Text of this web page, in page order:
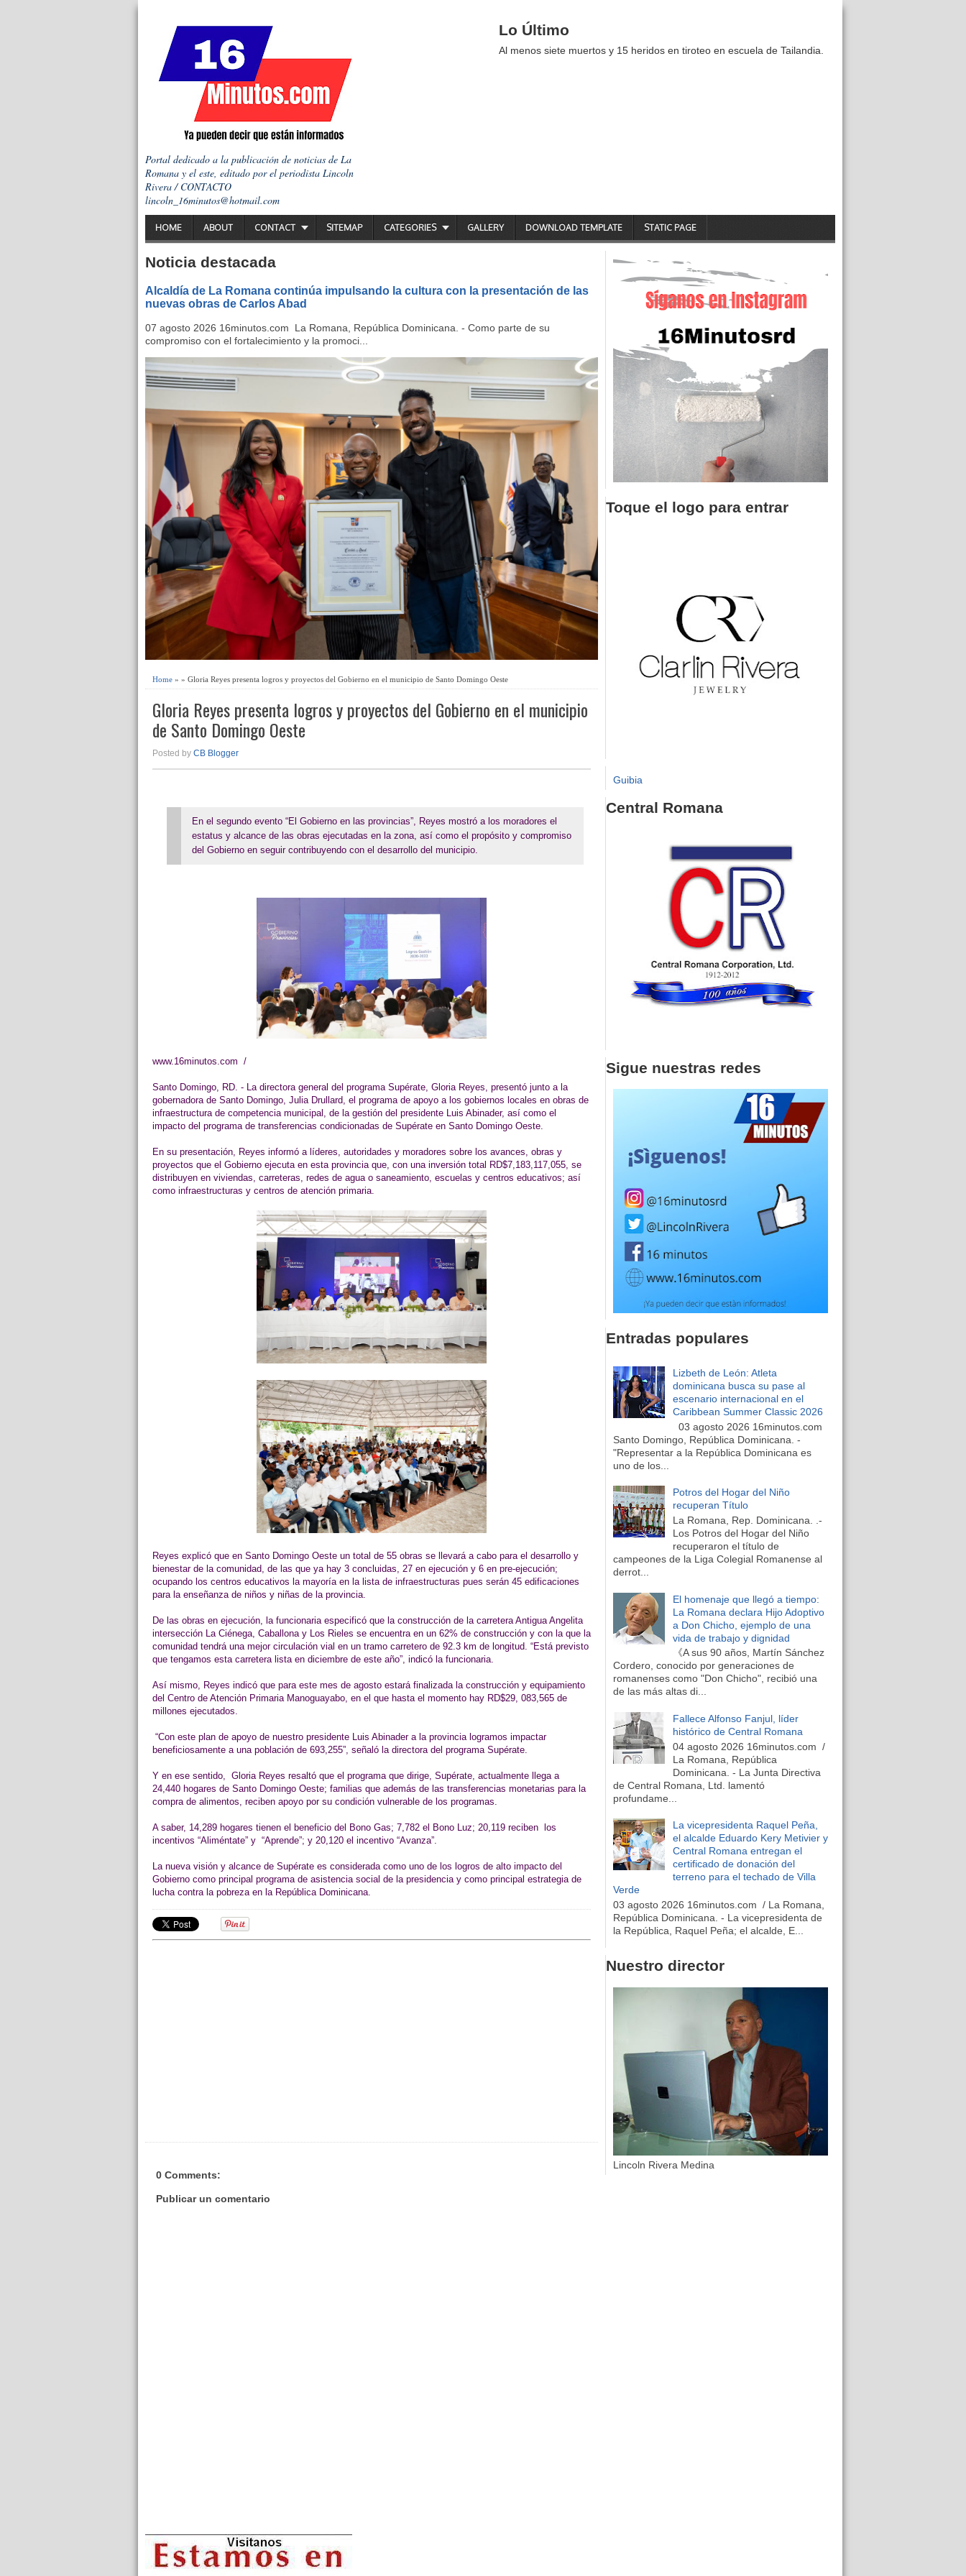
Portal dedicado a la publicación de noticias de La
Romana y el este, editado por el periodista Lincoln
Rivera / CONTACTO
lincoln_16minutos@hotmail.com
Lo Último
Al menos siete muertos y 15 heridos en tiroteo en escuela de Tailandia.
HOME ABOUT CONTACT SITEMAP CATEGORIES GALLERY DOWNLOAD TEMPLATE STATIC PAGE
Noticia destacada
Alcaldía de La Romana continúa impulsando la cultura con la presentación de las
nuevas obras de Carlos Abad
07 agosto 2026 16minutos.com La Romana, República Dominicana. - Como parte de su
compromiso con el fortalecimiento y la promoci...
Home » » Gloria Reyes presenta logros y proyectos del Gobierno en el municipio de Santo Domingo Oeste
Gloria Reyes presenta logros y proyectos del Gobierno en el municipio
de Santo Domingo Oeste
Posted by CB Blogger
En el segundo evento “El Gobierno en las provincias”, Reyes mostró a los moradores el
estatus y alcance de las obras ejecutadas en la zona, así como el propósito y compromiso
del Gobierno en seguir contribuyendo con el desarrollo del municipio.
www.16minutos.com /
Santo Domingo, RD. - La directora general del programa Supérate, Gloria Reyes, presentó junto a la
gobernadora de Santo Domingo, Julia Drullard, el programa de apoyo a los gobiernos locales en obras de
infraestructura de competencia municipal, de la gestión del presidente Luis Abinader, así como el
impacto del programa de transferencias condicionadas de Supérate en Santo Domingo Oeste.
En su presentación, Reyes informó a líderes, autoridades y moradores sobre los avances, obras y
proyectos que el Gobierno ejecuta en esta provincia que, con una inversión total RD$7,183,117,055, se
distribuyen en viviendas, carreteras, redes de agua o saneamiento, escuelas y centros educativos; así
como infraestructuras y centros de atención primaria.
Reyes explicó que en Santo Domingo Oeste un total de 55 obras se llevará a cabo para el desarrollo y
bienestar de la comunidad, de las que ya hay 3 concluidas, 27 en ejecución y 6 en pre-ejecución;
ocupando los centros educativos la mayoría en la lista de infraestructuras pues serán 45 edificaciones
para la enseñanza de niños y niñas de la provincia.
De las obras en ejecución, la funcionaria especificó que la construcción de la carretera Antigua Angelita
intersección La Ciénega, Caballona y Los Rieles se encuentra en un 62% de construcción y con la que la
comunidad tendrá una mejor circulación vial en un tramo carretero de 92.3 km de longitud. “Está previsto
que tengamos esta carretera lista en diciembre de este año”, indicó la funcionaria.
Así mismo, Reyes indicó que para este mes de agosto estará finalizada la construcción y equipamiento
del Centro de Atención Primaria Manoguayabo, en el que hasta el momento hay RD$29, 083,565 de
millones ejecutados.
“Con este plan de apoyo de nuestro presidente Luis Abinader a la provincia logramos impactar
beneficiosamente a una población de 693,255”, señaló la directora del programa Supérate.
Y en ese sentido, Gloria Reyes resaltó que el programa que dirige, Supérate, actualmente llega a
24,440 hogares de Santo Domingo Oeste; familias que además de las transferencias monetarias para la
compra de alimentos, reciben apoyo por su condición vulnerable de los programas.
A saber, 14,289 hogares tienen el beneficio del Bono Gas; 7,782 el Bono Luz; 20,119 reciben los
incentivos “Aliméntate” y “Aprende”; y 20,120 el incentivo “Avanza”.
La nueva visión y alcance de Supérate es considerada como uno de los logros de alto impacto del
Gobierno como principal programa de asistencia social de la presidencia y como principal estrategia de
lucha contra la pobreza en la República Dominicana.
0 Comments:
Publicar un comentario
Toque el logo para entrar
Guibia
Central Romana
Sigue nuestras redes
Entradas populares
Lizbeth de León: Atleta
dominicana busca su pase al
escenario internacional en el
Caribbean Summer Classic 2026
03 agosto 2026 16minutos.com
Santo Domingo, República Dominicana. -
"Representar a la República Dominicana es
uno de los...
Potros del Hogar del Niño
recuperan Título
La Romana, Rep. Dominicana. .-
Los Potros del Hogar del Niño
recuperaron el título de
campeones de la Liga Colegial Romanense al
derrot...
El homenaje que llegó a tiempo:
La Romana declara Hijo Adoptivo
a Don Chicho, ejemplo de una
vida de trabajo y dignidad
《A sus 90 años, Martín Sánchez
Cordero, conocido por generaciones de
romanenses como "Don Chicho", recibió una
de las más altas di...
Fallece Alfonso Fanjul, líder
histórico de Central Romana
04 agosto 2026 16minutos.com /
La Romana, República
Dominicana. - La Junta Directiva
de Central Romana, Ltd. lamentó
profundame...
La vicepresidenta Raquel Peña,
el alcalde Eduardo Kery Metivier y
Central Romana entregan el
certificado de donación del
terreno para el techado de Villa
Verde
03 agosto 2026 16minutos.com / La Romana,
República Dominicana. - La vicepresidenta de
la República, Raquel Peña; el alcalde, E...
Nuestro director
Lincoln Rivera Medina